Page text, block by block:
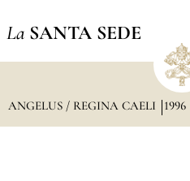
La SANTA SEDE
ANGELUS / REGINA CAELI 1996